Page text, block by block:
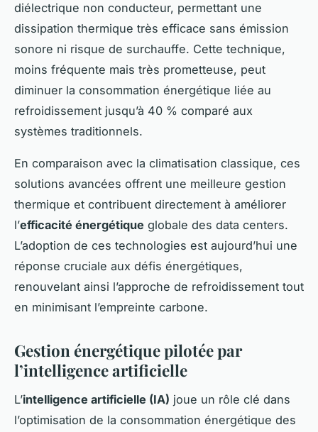
diélectrique non conducteur, permettant une
dissipation thermique très efficace sans émission
sonore ni risque de surchauffe. Cette technique,
moins fréquente mais très prometteuse, peut
diminuer la consommation énergétique liée au
refroidissement jusqu’à 40 % comparé aux
systèmes traditionnels.
En comparaison avec la climatisation classique, ces
solutions avancées offrent une meilleure gestion
thermique et contribuent directement à améliorer
l’efficacité énergétique globale des data centers.
L’adoption de ces technologies est aujourd’hui une
réponse cruciale aux défis énergétiques,
renouvelant ainsi l’approche de refroidissement tout
en minimisant l’empreinte carbone.
Gestion énergétique pilotée par
l’intelligence artificielle
L’intelligence artificielle (IA) joue un rôle clé dans
l’optimisation de la consommation énergétique des